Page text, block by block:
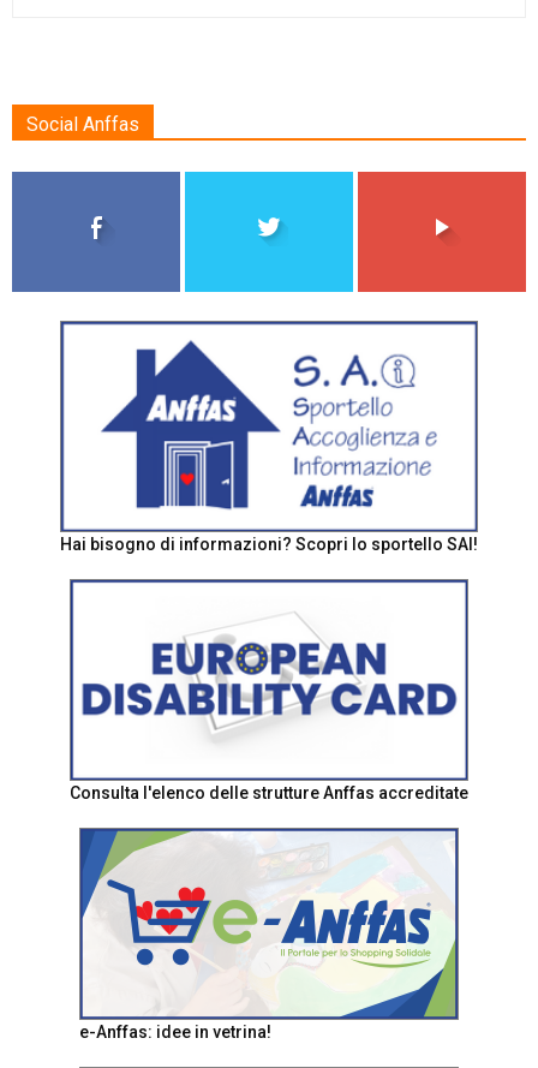
Social Anffas
Hai bisogno di informazioni? Scopri lo sportello SAI!
Consulta l'elenco delle strutture Anffas accreditate
e-Anffas: idee in vetrina!